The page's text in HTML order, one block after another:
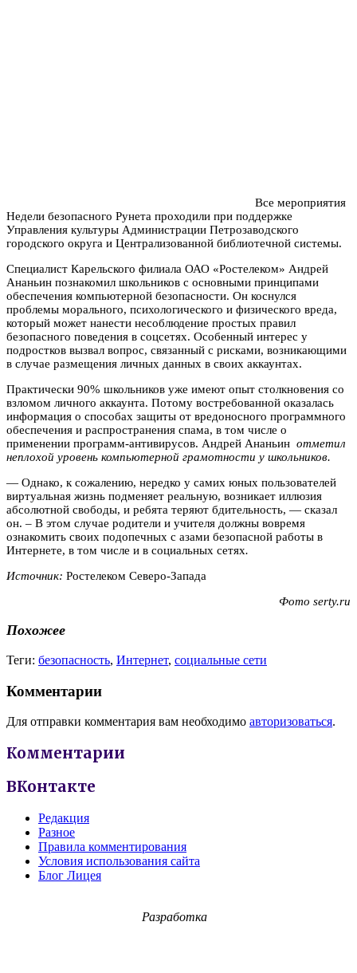
Все мероприятия
Недели безопасного Рунета проходили при поддержке
Управления культуры Администрации Петрозаводского
городского округа и Централизованной библиотечной системы.
Специалист Карельского филиала ОАО «Ростелеком» Андрей
Ананьин познакомил школьников с основными принципами
обеспечения компьютерной безопасности. Он коснулся
проблемы морального, психологического и физического вреда,
который может нанести несоблюдение простых правил
безопасного поведения в соцсетях. Особенный интерес у
подростков вызвал вопрос, связанный с рисками, возникающими
в случае размещения личных данных в своих аккаунтах.
Практически 90% школьников уже имеют опыт столкновения со
взломом личного аккаунта. Потому востребованной оказалась
информация о способах защиты от вредоносного программного
обеспечения и распространения спама, в том числе о
применении программ-антивирусов. Андрей Ананьин отметил
неплохой уровень компьютерной грамотности у школьников.
— Однако, к сожалению, нередко у самих юных пользователей
виртуальная жизнь подменяет реальную, возникает иллюзия
абсолютной свободы, и ребята теряют бдительность, — сказал
он. – В этом случае родители и учителя должны вовремя
ознакомить своих подопечных с азами безопасной работы в
Интернете, в том числе и в социальных сетях.
Источник: Ростелеком Северо-Запада
Фото serty.ru
Похожее
Теги: безопасность, Интернет, социальные сети
Комментарии
Для отправки комментария вам необходимо авторизоваться.
Комментарии
ВКонтакте
Редакция
Разное
Правила комментирования
Условия использования сайта
Блог Лицея
Разработка